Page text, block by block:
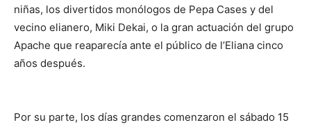
niñas, los divertidos monólogos de Pepa Cases y del
vecino elianero, Miki Dekai, o la gran actuación del grupo
Apache que reaparecía ante el público de l’Eliana cinco
años después.
Por su parte, los días grandes comenzaron el sábado 15